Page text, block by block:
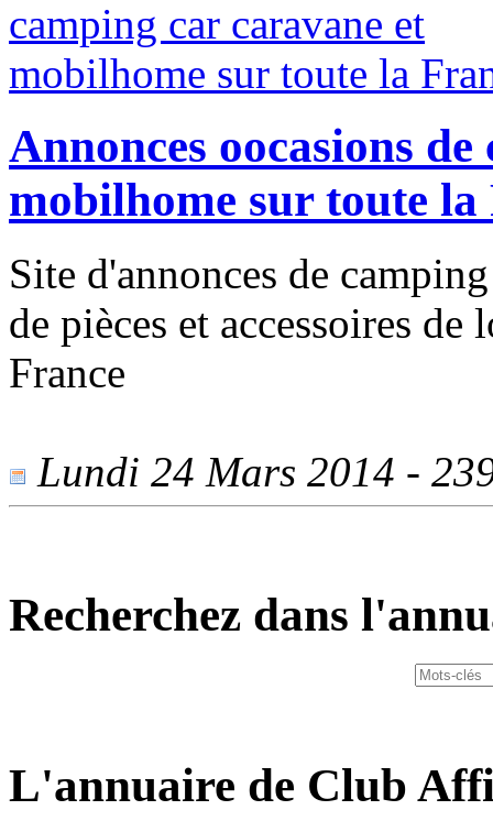
Annonces oocasions
mobilhome sur toute la
Site d'annonces de
de pièces et accessoires
France
Lundi 24 Mars 2014 -
Recherchez dans
L'annuaire de Club